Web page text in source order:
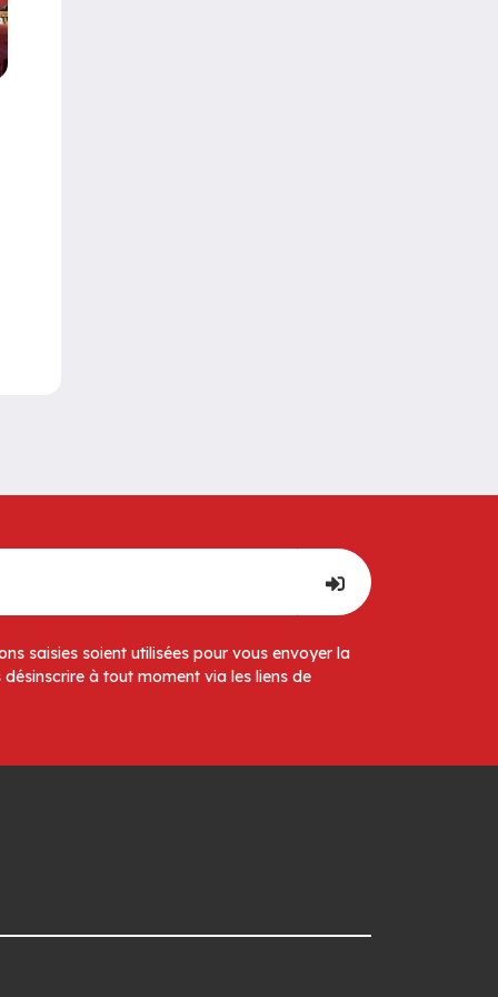
saisies soient utilisées pour vous envoyer la
à tout moment via les liens de